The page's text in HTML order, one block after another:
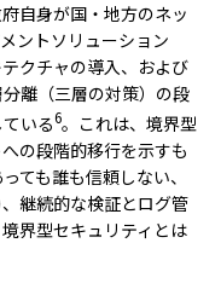
自身が国・地方のネッ
ントソリューション
クチャの導入、および
離（三層の対策）の段
いる6。これは、境界型
の段階的移行を示すも
ても誰も信頼しない、
継続的な検証とログ管
界型セキュリティとは